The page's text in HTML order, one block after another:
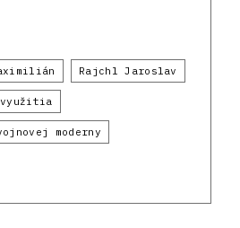
Rajchl Jaroslav
využitia
moderny